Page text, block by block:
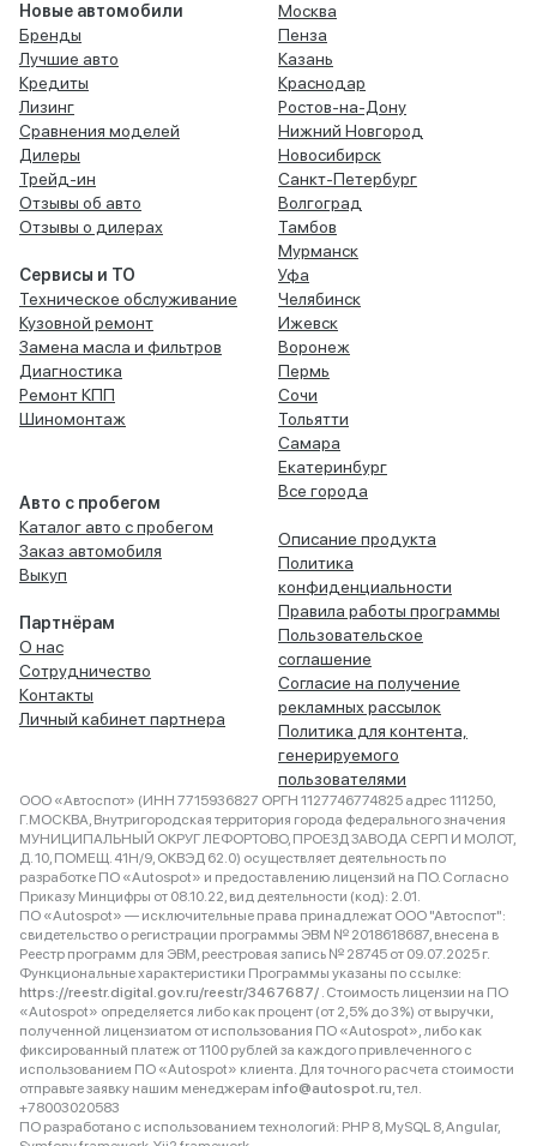
Новые автомобили
Бренды
Лучшие авто
Кредиты
Лизинг
Сравнения моделей
Дилеры
Трейд-ин
Отзывы об авто
Отзывы о дилерах
Сервисы и ТО
Техническое обслуживание
Кузовной ремонт
Замена масла и фильтров
Диагностика
Ремонт КПП
Шиномонтаж
Авто с пробегом
Каталог авто с пробегом
Заказ автомобиля
Выкуп
Партнёрам
О нас
Сотрудничество
Контакты
Личный кабинет партнера
Москва
Пенза
Казань
Краснодар
Ростов-на-Дону
Нижний Новгород
Новосибирск
Санкт-Петербург
Волгоград
Тамбов
Мурманск
Уфа
Челябинск
Ижевск
Воронеж
Пермь
Сочи
Тольятти
Самара
Екатеринбург
Все города
Описание продукта
Политика
конфиденциальности
Правила работы программы
Пользовательское
соглашение
Согласие на получение
рекламных рассылок
Политика для контента,
генерируемого
пользователями
ООО «Автоспот» (ИНН 7715936827 ОРГН 1127746774825 адрес 111250,
Г.МОСКВА, Внутригородская территория города федерального значения
МУНИЦИПАЛЬНЫЙ ОКРУГ ЛЕФОРТОВО, ПРОЕЗД ЗАВОДА СЕРП И МОЛОТ,
Д. 10, ПОМЕЩ. 41Н/9, ОКВЭД 62.0) осуществляет деятельность по
разработке ПО «Autospot» и предоставлению лицензий на ПО. Согласно
Приказу Минцифры от 08.10.22, вид деятельности (код): 2.01.
ПО «Autospot» — исключительные права принадлежат ООО "Автоспот":
свидетельство о регистрации программы ЭВМ № 2018618687, внесена в
Реестр программ для ЭВМ, реестровая запись № 28745 от 09.07.2025 г.
Функциональные характеристики Программы указаны по ссылке:
https://reestr.digital.gov.ru/reestr/3467687/ . Стоимость лицензии на ПО
«Autospot» определяется либо как процент (от 2,5% до 3%) от выручки,
полученной лицензиатом от использования ПО «Autospot», либо как
фиксированный платеж от 1100 рублей за каждого привлеченного с
использованием ПО «Autospot» клиента. Для точного расчета стоимости
отправьте заявку нашим менеджерам info@autospot.ru, тел.
+78003020583
ПО разработано с использованием технологий: PHP 8, MySQL 8, Angular,